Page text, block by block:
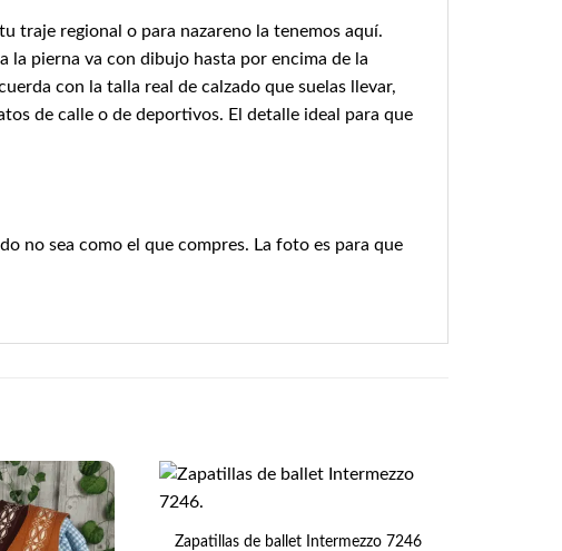
traje regional o para nazareno la tenemos aquí.
la pierna va con dibujo hasta por encima de la
con la talla real de calzado que suelas llevar,
de calle o de deportivos. El detalle ideal para que
no sea como el que compres. La foto es para que
+
Zapatillas de ballet Intermezzo 7246